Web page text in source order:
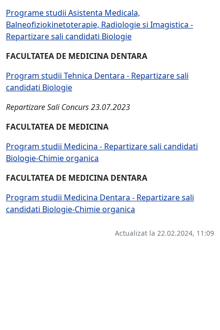
Programe studii Asistenta Medicala,
Balneofiziokinetoterapie, Radiologie si Imagistica -
Repartizare sali candidati Biologie
FACULTATEA DE MEDICINA DENTARA
Program studii Tehnica Dentara - Repartizare sali
candidati Biologie
Repartizare Sali Concurs 23.07.2023
FACULTATEA DE MEDICINA
Program studii Medicina - Repartizare sali candidati
Biologie-Chimie organica
FACULTATEA DE MEDICINA DENTARA
Program studii Medicina Dentara - Repartizare sali
candidati Biologie-Chimie organica
Actualizat la 22.02.2024, 11:09